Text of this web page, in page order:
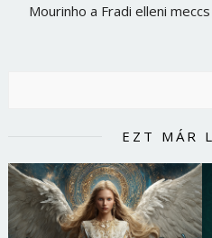
Mourinho a Fradi elleni
EZT MÁR